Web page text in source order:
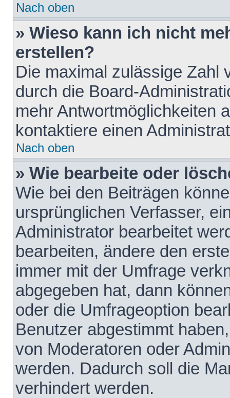
Nach oben
» Wieso kann ich nicht
erstellen?
Die maximal zulässige Zahl
durch die Board-
mehr Antwortmöglichkeiten
kontaktiere einen
Nach oben
» Wie bearbeite oder
Wie bei den Beiträgen
ursprünglichen Verfasser,
Administrator bearbeitet
bearbeiten, ändere den
immer mit der Umfrage
abgegeben hat, dann
oder die Umfrageoption
Benutzer abgestimmt
von Moderatoren oder
werden. Dadurch soll die
verhindert werden.